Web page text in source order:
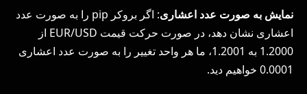
نمایش به صورت عدد اعشاری
: اگر بروکر pip را به صورت عدد
اعشاری نشان دهد، در صورت حرکت قیمت EUR/USD از
1.2000 به 1.2001، ما هر واحد تغییر را به صورت عدد اعشاری
0.0001 خواهیم دید.